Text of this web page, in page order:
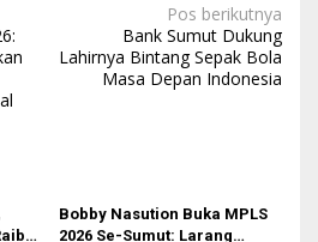
Pos berikutnya
Bank Sumut Dukung
Lahirnya Bintang Sepak Bola
Masa Depan Indonesia
Bobby Nasution Buka MPLS
2026 Se-Sumut: Larang